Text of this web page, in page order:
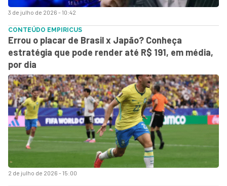
3 de julho de 2026 - 10:42
2 de julho de 2026 - 15:00
CONTEÚDO EMPIRICUS
Errou o placar de Brasil x Japão? Conheça
estratégia que pode render até R$ 191, em média,
por dia